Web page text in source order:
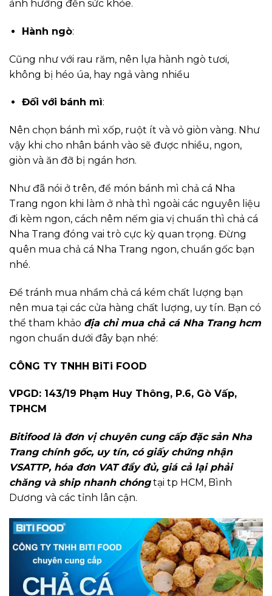
ảnh hưởng đến sức khỏe.
Hành ngò:
Cũng như với rau răm, nên lựa hành ngò tươi,
không bị héo úa, hay ngả vàng nhiều
Đối với bánh mì:
Nên chọn bánh mì xốp, ruột ít và vỏ giòn vàng. Như
vậy khi cho nhân bánh vào sẽ được nhiều, ngon,
giòn và ăn đỡ bị ngán hơn.
Như đã nói ở trên, để món bánh mì chả cá Nha
Trang ngon khi làm ở nhà thì ngoài các nguyên liệu
đi kèm ngon, cách nêm nếm gia vị chuẩn thì chả cá
Nha Trang đóng vai trò cực kỳ quan trọng. Đừng
quên mua chả cá Nha Trang ngon, chuẩn gốc bạn
nhé.
Để tránh mua nhầm chả cá kém chất lượng bạn
nên mua tại các cửa hàng chất lượng, uy tín. Bạn có
thể tham khảo địa chỉ mua chả cá Nha Trang hcm
ngon chuẩn dưới đây bạn nhé:
CÔNG TY TNHH BiTi FOOD
VPGD: 143/19 Phạm Huy Thông, P.6, Gò Vấp,
TPHCM
Bitifood là đơn vị chuyên cung cấp đặc sản Nha
Trang chính gốc, uy tín, có giấy chứng nhận
VSATTP, hóa đơn VAT đầy đủ, giá cả lại phải
chăng và ship nhanh chóngtại tp HCM, Bình
Dương và các tỉnh lân cận.